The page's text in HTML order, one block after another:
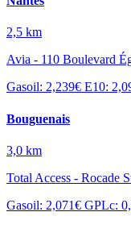
2,5 km
Avia - 110 Boulevard
Gasoil: 2,239€ E10:
Bouguenais
3,0 km
Total Access - Rocade
Gasoil: 2,071€ GPLc: